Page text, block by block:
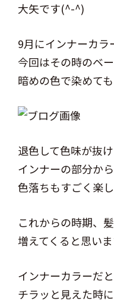
大矢です(^-^)
9月にインナーカラ
今回はその時のベ
暗めの色で染めて
退色して色味が抜
インナーの部分か
色落ちもすごく楽
これからの時期、
増えてくると思いま
インナーカラーだ
チラッと見えた時